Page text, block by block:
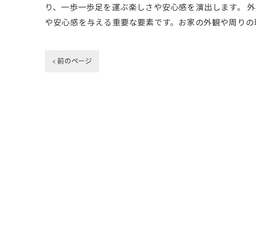
り、一歩一歩足を運ぶ楽しさや安心感を演出します。
や安心感を与える重要な要素です。お家の外観や周り
< 前のページ